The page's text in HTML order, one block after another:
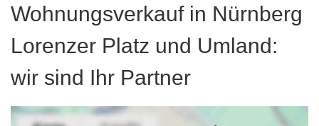
Wohnungsverkauf in Nürnberg
Lorenzer Platz und Umland:
wir sind Ihr Partner